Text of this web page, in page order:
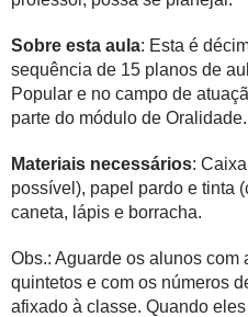
Sobre esta aula: Esta é
sequência de 15 planos de
Popular e no campo de
parte do módulo de Oralidade.
Materiais necessários:
possível), papel pardo e tinta
caneta, lápis e borracha.
Obs.: Aguarde os alunos
quintetos e com os números
afixado à classe. Quando